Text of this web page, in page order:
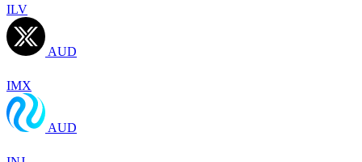
ILV
AUD
IMX
AUD